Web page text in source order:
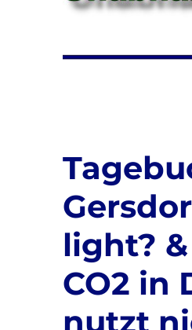
light?
CO2 in
nutzt